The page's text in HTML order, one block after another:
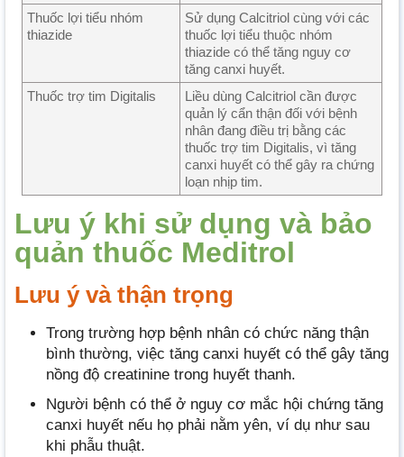
Thuốc lợi tiểu nhóm
thiazide
Sử dụng Calcitriol cùng với các
thuốc lợi tiểu thuộc nhóm
thiazide có thể tăng nguy cơ
tăng canxi huyết.
Thuốc trợ tim Digitalis
Liều dùng Calcitriol cần được
quản lý cẩn thận đối với bệnh
nhân đang điều trị bằng các
thuốc trợ tim Digitalis, vì tăng
canxi huyết có thể gây ra chứng
loạn nhịp tim.
Lưu ý khi sử dụng và bảo
quản thuốc Meditrol
Lưu ý và thận trọng
Trong trường hợp bệnh nhân có chức năng thận
bình thường, việc tăng canxi huyết có thể gây tăng
nồng độ creatinine trong huyết thanh.
Người bệnh có thể ở nguy cơ mắc hội chứng tăng
canxi huyết nếu họ phải nằm yên, ví dụ như sau
khi phẫu thuật.